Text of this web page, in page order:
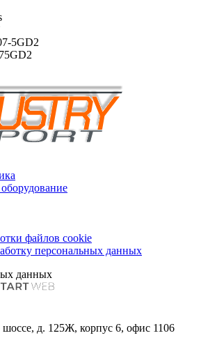
5GD2
файлов cookie
персональных данных
данных
д. 125Ж, корпус 6, офис 1106